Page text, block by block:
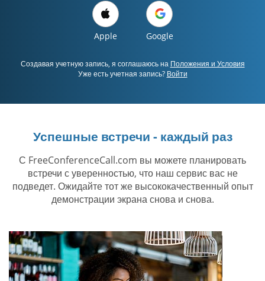
Apple Google
Создавая учетную запись, я соглашаюсь на Положения и Условия
Уже есть учетная запись? Войти
Успешные встречи - каждый раз
С FreeConferenceCall.com вы можете планировать
встречи с уверенностью, что наш сервис вас не
подведет. Ожидайте тот же высококачественный опыт
демонстрации экрана снова и снова.